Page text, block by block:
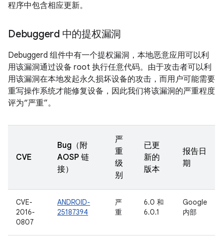
程序中包含相应更新。
Debuggerd 中的提权漏洞
Debuggerd 组件中有一个提权漏洞，本地恶意应用可以利
用该漏洞通过设备 root 执行任意代码。由于攻击者可以利
用该漏洞在本地发起永久损坏设备的攻击，而用户可能需要
重写操作系统才能修复设备，因此我们将该漏洞的严重程度
评为“严重”。
CVE
Bug（附
AOSP 链
接）
严
重
级
别
已更
新的
版本
报告日
期
CVE-
2016-
0807
ANDROID-
25187394
严
重
6.0 和
6.0.1
Google
内部